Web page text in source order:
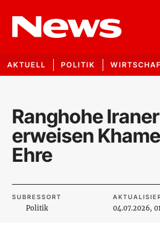
AKTUELL POLITIK
Ranghohe
erweisen
Ehre
SUBRESSORT
Politik 04.07.2026,